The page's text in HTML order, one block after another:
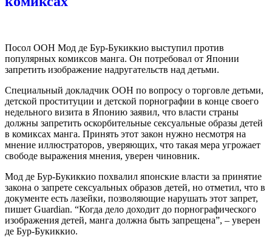
Посол ООН Мод де Бур-Букиккио выступил против
популярных комиксов манга. Он потребовал от Японии
запретить изображение надругательств над детьми.
Специальный докладчик ООН по вопросу о торговле детьми,
детской проституции и детской порнографии в конце своего
недельного визита в Японию заявил, что власти страны
должны запретить оскорбительные сексуальные образы детей
в комиксах манга. Принять этот закон нужно несмотря на
мнение иллюстраторов, уверяющих, что такая мера угрожает
свободе выражения мнения, уверен чиновник.
Мод де Бур-Букиккио похвалил японские власти за принятие
закона о запрете сексуальных образов детей, но отметил, что в
документе есть лазейки, позволяющие нарушать этот запрет,
пишет Guardian. “Когда дело доходит до порнографического
изображения детей, манга должна быть запрещена”, – уверен
де Бур-Букиккио.